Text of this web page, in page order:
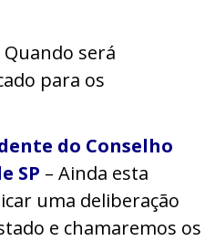
Quando será
para os
do Conselho
SP – Ainda esta
uma deliberação
e chamaremos os